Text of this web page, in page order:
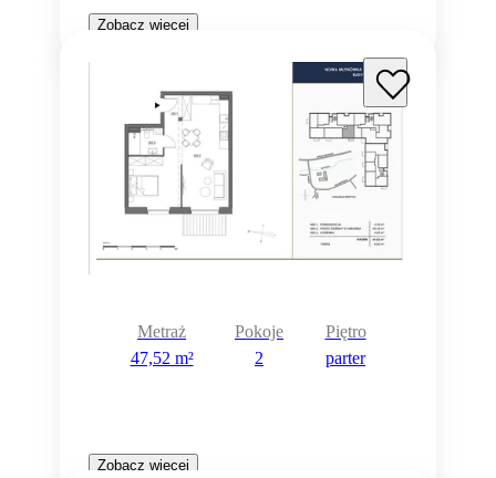
Zobacz więcej
Metraż
47,52 m²
Pokoje
2
Piętro
parter
Zobacz więcej